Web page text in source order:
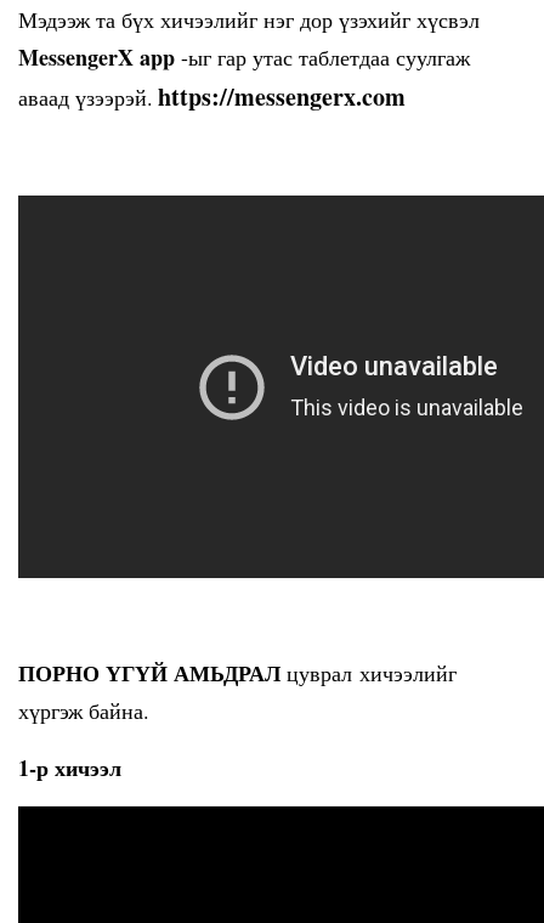
Мэдээж та бүх хичээлийг нэг дор үзэхийг хүсвэл
MessengerX app -ыг гар утас таблетдаа суулгаж
аваад үзээрэй. https://messengerx.com
ПОРНО ҮГҮЙ АМЬДРАЛ цуврал хичээлийг
хүргэж байна.
1-р хичээл